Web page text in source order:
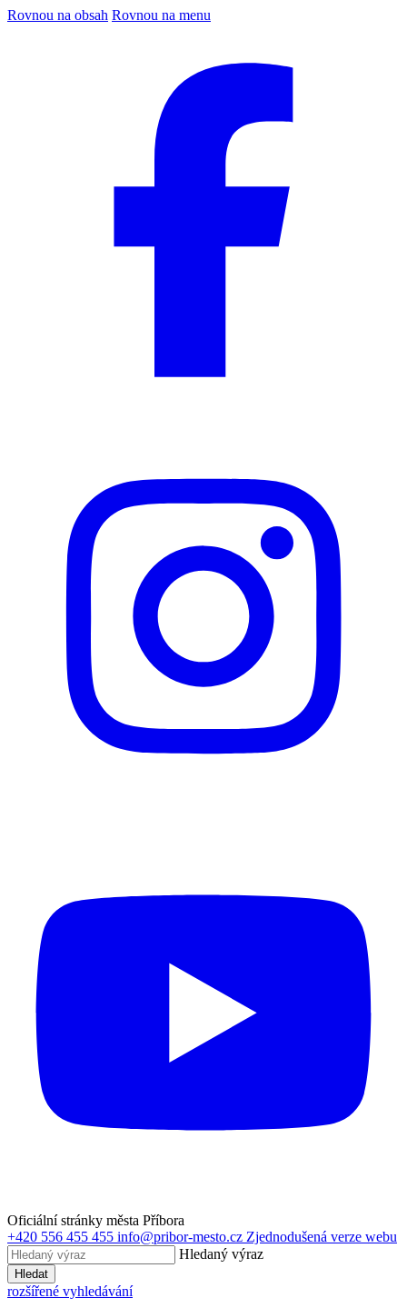
Rovnou na obsah Rovnou na menu
Oficiální stránky města Příbora
+420 556 455 455 info@pribor-mesto.cz Zjednodušená verze webu
Hledaný výraz
Hledat
rozšířené vyhledávání